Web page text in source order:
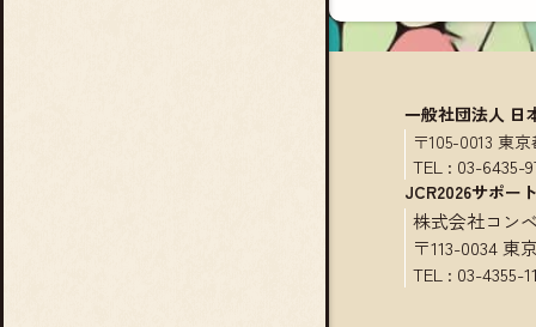
一般社団法人 日
〒105-0013 東
TEL : 03-6435-
JCR2026サポー
株式会社コン
〒113-0034 東
TEL : 03-4355-